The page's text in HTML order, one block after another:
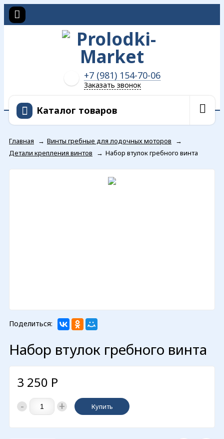
+7 (981) 154-70-06
Заказать звонок
Каталог товаров
Главная → Винты гребные для лодочных моторов
→
Детали крепления винтов
→ Набор втулок гребного винта
Поделиться:
Набор втулок гребного винта
3 250 Р
- + Купить